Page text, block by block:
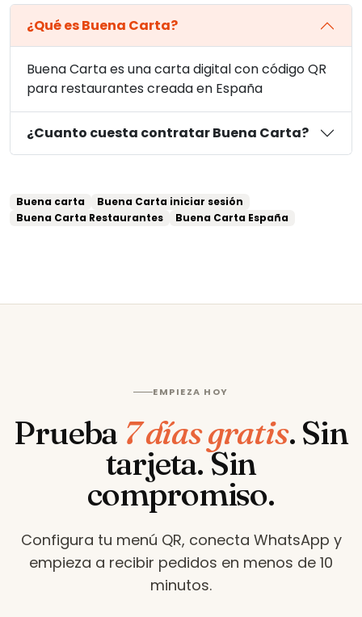
¿Qué es Buena Carta?
Buena Carta es una carta digital con código QR
para restaurantes creada en España
¿Cuanto cuesta contratar Buena Carta?
Buena carta
Buena Carta iniciar sesión
Buena Carta Restaurantes
Buena Carta España
EMPIEZA HOY
Prueba 7 días gratis. Sin
tarjeta. Sin
compromiso.
Configura tu menú QR, conecta WhatsApp y
empieza a recibir pedidos en menos de 10
minutos.